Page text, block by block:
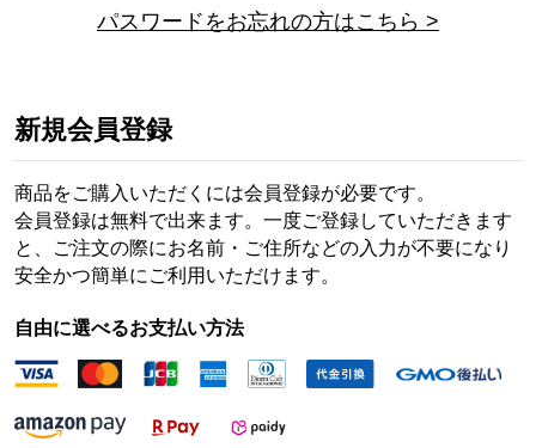
パスワードをお忘れの方はこちら >
新規会員登録
商品をご購入いただくには会員登録が必要です。
会員登録は無料で出来ます。一度ご登録していただきます
と、ご注文の際にお名前・ご住所などの入力が不要になり
安全かつ簡単にご利用いただけます。
自由に選べるお支払い方法